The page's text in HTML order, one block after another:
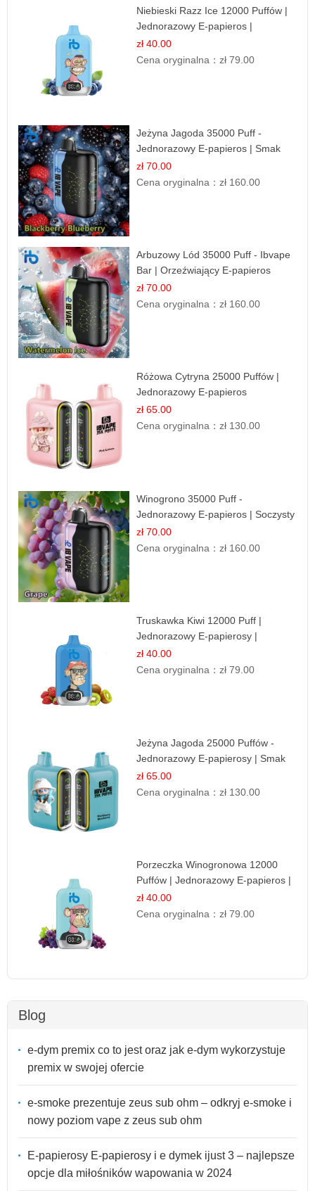
Niebieski Razz Ice 12000 Puffów |
Jednorazowy E-papieros |
Jagodowy Chłód
zł 40.00
Cena oryginalna：zł 79.00
Jeżyna Jagoda 35000 Puff -
Jednorazowy E-papieros | Smak
Leśnych Owoców
zł 70.00
Cena oryginalna：zł 160.00
Arbuzowy Lód 35000 Puff - Ibvape
Bar | Orzeźwiający E-papieros
Jednorazowy
zł 70.00
Cena oryginalna：zł 160.00
Różowa Cytryna 25000 Puffów |
Jednorazowy E-papieros
zł 65.00
Cena oryginalna：zł 130.00
Winogrono 35000 Puff -
Jednorazowy E-papieros | Soczysty
Smak Winogron
zł 70.00
Cena oryginalna：zł 160.00
Truskawka Kiwi 12000 Puff |
Jednorazowy E-papierosy |
Owocowa Mieszanka
zł 40.00
Cena oryginalna：zł 79.00
Jeżyna Jagoda 25000 Puffów -
Jednorazowy E-papierosy | Smak
Leśnych Owoców
zł 65.00
Cena oryginalna：zł 130.00
Porzeczka Winogronowa 12000
Puffów | Jednorazowy E-papieros |
Owocowy Miks
zł 40.00
Cena oryginalna：zł 79.00
Blog
e-dym premix co to jest oraz jak e-dym wykorzystuje
premix w swojej ofercie
e-smoke prezentuje zeus sub ohm – odkryj e-smoke i
nowy poziom vape z zeus sub ohm
E-papierosy E-papierosy i e dymek ijust 3 – najlepsze
opcje dla miłośników wapowania w 2024